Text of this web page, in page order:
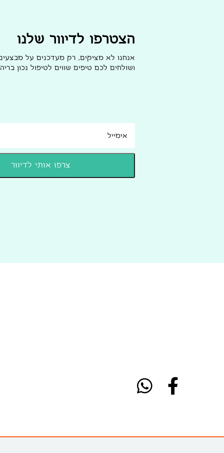
הצטרפו לדיוור שלנו
אנחנו לא מציקים, רק מעדכנים על
ושולחים לכם טיפים שווים לטיפול נכון